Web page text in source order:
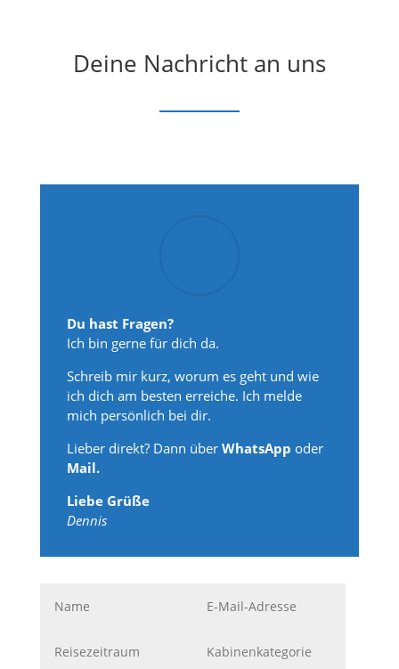
Deine Nachricht an uns
Du hast Fragen?
Ich bin gerne für dich da.
Schreib mir kurz, worum es geht und wie
ich dich am besten erreiche. Ich melde
mich persönlich bei dir.
Lieber direkt? Dann überWhatsApp oder
Mail.
Liebe Grüße
Dennis